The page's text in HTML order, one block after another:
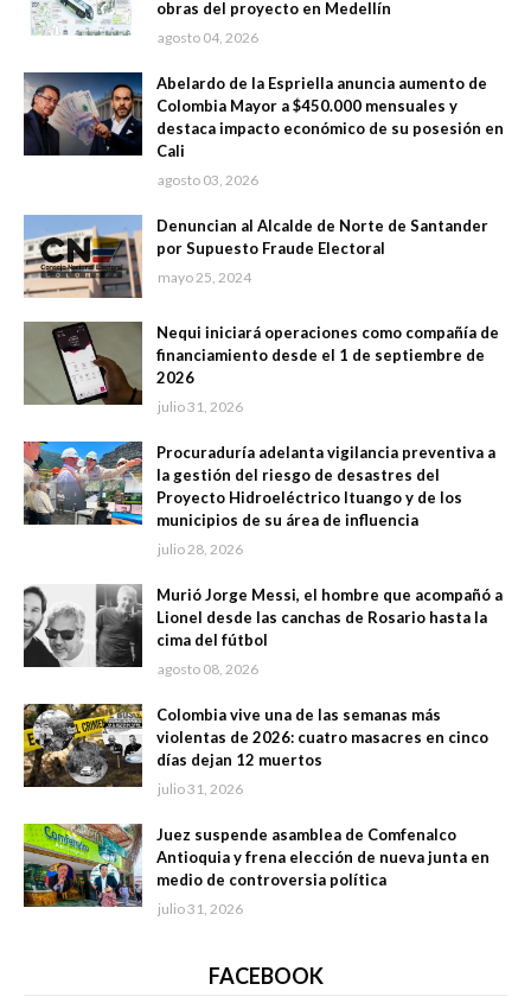
obras del proyecto en Medellín
agosto 04, 2026
Abelardo de la Espriella anuncia aumento de
Colombia Mayor a $450.000 mensuales y
destaca impacto económico de su posesión en
Cali
agosto 03, 2026
Denuncian al Alcalde de Norte de Santander
por Supuesto Fraude Electoral
mayo 25, 2024
Nequi iniciará operaciones como compañía de
financiamiento desde el 1 de septiembre de
2026
julio 31, 2026
Procuraduría adelanta vigilancia preventiva a
la gestión del riesgo de desastres del
Proyecto Hidroeléctrico Ituango y de los
municipios de su área de influencia
julio 28, 2026
Murió Jorge Messi, el hombre que acompañó a
Lionel desde las canchas de Rosario hasta la
cima del fútbol
agosto 08, 2026
Colombia vive una de las semanas más
violentas de 2026: cuatro masacres en cinco
días dejan 12 muertos
julio 31, 2026
Juez suspende asamblea de Comfenalco
Antioquia y frena elección de nueva junta en
medio de controversia política
julio 31, 2026
FACEBOOK